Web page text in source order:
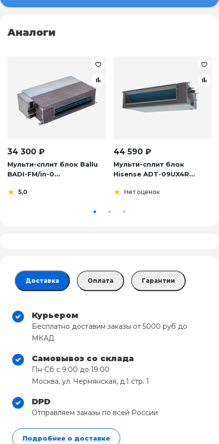
Аналоги
34 300 ₽
Мульти-сплит блок Ballu
BADI-FM/in-0...
5,0
44 590 ₽
Мульти-сплит блок
Hisense ADT-09UX4R...
Нет оценок
Доставка Оплата Гарантии
Курьером
Бесплатно доставим заказы от 5000 руб до
МКАД
Самовывоз со склада
Пн-Сб с 9:00 до 19:00
Москва, ул. Чермянская, д.1 стр. 1
DPD
Отправляем заказы по всей России
Подробнее о доставке